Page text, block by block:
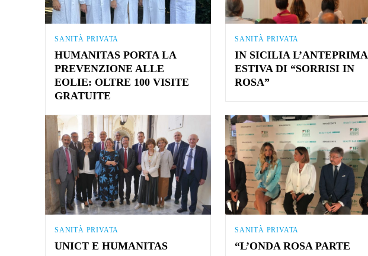
SANITÀ PRIVATA
HUMANITAS PORTA LA
PREVENZIONE ALLE
EOLIE: OLTRE 100 VISITE
GRATUITE
SANITÀ PRIVATA
IN SICILIA L’ANTEPRIMA
ESTIVA DI “SORRISI IN
ROSA”
SANITÀ PRIVATA
UNICT E HUMANITAS
SANITÀ PRIVATA
“L’ONDA ROSA PARTE